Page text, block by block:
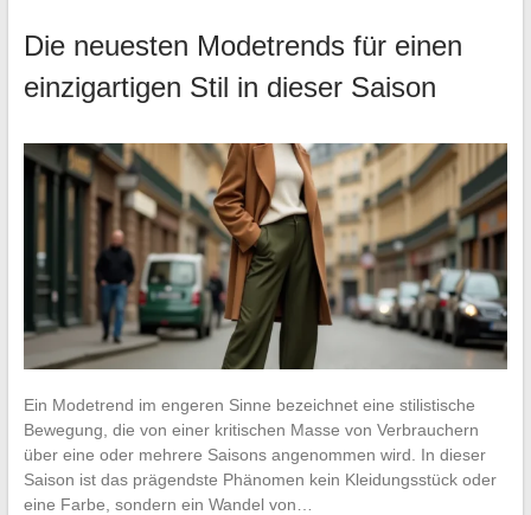
Die neuesten Modetrends für einen
einzigartigen Stil in dieser Saison
Ein Modetrend im engeren Sinne bezeichnet eine stilistische
Bewegung, die von einer kritischen Masse von Verbrauchern
über eine oder mehrere Saisons angenommen wird. In dieser
Saison ist das prägendste Phänomen kein Kleidungsstück oder
eine Farbe, sondern ein Wandel von…